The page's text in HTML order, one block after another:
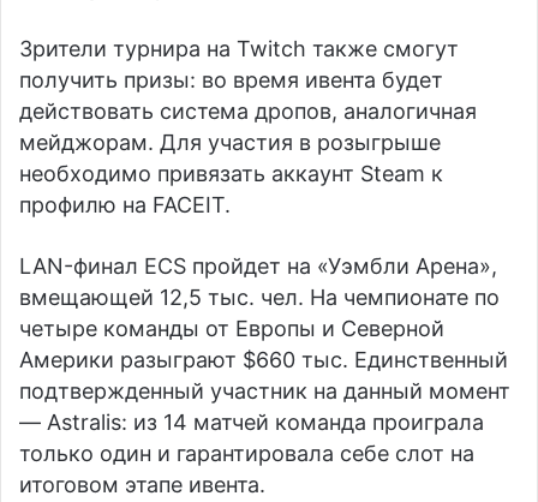
Зрители турнира на Twitch также смогут
получить призы: во время ивента будет
действовать система дропов, аналогичная
мейджорам. Для участия в розыгрыше
необходимо привязать аккаунт Steam к
профилю на FACEIT.
LAN-финал ECS пройдет на «Уэмбли Арена»,
вмещающей 12,5 тыс. чел. На чемпионате по
четыре команды от Европы и Северной
Америки разыграют $660 тыс. Единственный
подтвержденный участник на данный момент
— Astralis: из 14 матчей команда проиграла
только один и гарантировала себе слот на
итоговом этапе ивента.